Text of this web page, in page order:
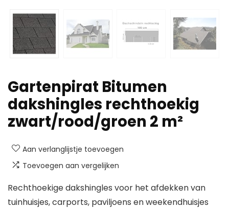
Gartenpirat Bitumen
dakshingles rechthoekig
zwart/rood/groen 2 m²
Aan verlanglijstje toevoegen
Toevoegen aan vergelijken
Rechthoekige dakshingles voor het afdekken van
tuinhuisjes, carports, paviljoens en weekendhuisjes